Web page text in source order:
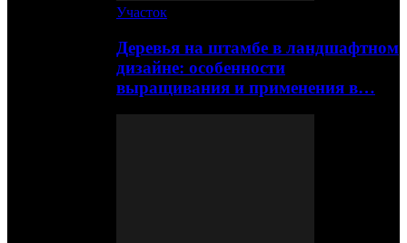
Участок
Деревья на штамбе в ландшафтном
дизайне: особенности
выращивания и применения в…